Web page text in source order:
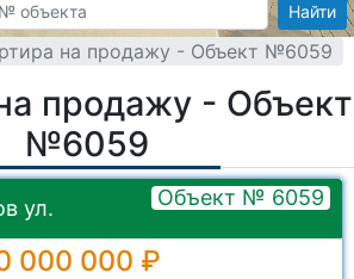
Найти
на продажу - Объект №6059
продажу - Объект
№6059
ул. Объект № 6059
000 000 ₽